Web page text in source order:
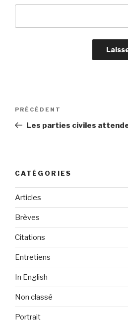
Navigation
l’article
Article
précédent
PRÉCÉDENT
Les parties civiles
CATÉGORIES
Articles
Brèves
Citations
Entretiens
In English
Non classé
Portrait